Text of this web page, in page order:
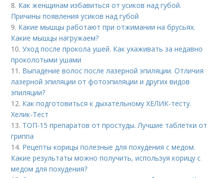
8. Как женщинам избавиться от усиков над губой.
Причины появления усиков над губой
9. Какие мышцы работают при отжимании на брусьях.
Какие мышцы нагружаем?
10.Уход после прокола ушей. Как ухаживать за недавно
проколотыми ушами
11. Выпадение волос после лазерной эпиляции. Отличия
лазерной эпиляции от фотоэпиляции и других видов
эпиляции?
12. Как подготовиться к дыхательному ХЕЛИК-тесту.
Хелик-Тест
13. ТОП-15 препаратов от простуды. Лучшие таблетки от
гриппа
14. Рецепты корицы полезные для похудения с медом.
Какие результаты можно получить, используя корицу с
медом для похудения?